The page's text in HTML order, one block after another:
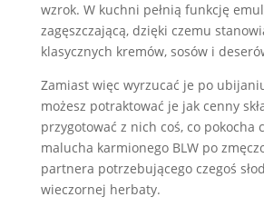
wzrok. W kuchni pełnią funkcję
zagęszczającą, dzięki czemu
klasycznych kremów, sosów i
Zamiast więc wyrzucać je po
możesz potraktować je jak cenny
przygotować z nich coś, co pokocha
malucha karmionego BLW po
partnera potrzebującego czegoś
wieczornej herbaty.